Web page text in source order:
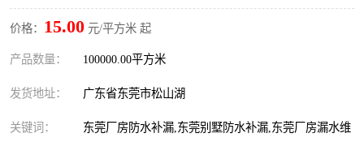
价格： 15.00 元/平方米 起
产品数量： 100000.00平方米
发货地址： 广东省东莞市松山湖
关键词：
东莞厂房防水补漏,东莞别墅防水补漏,东莞厂房漏水维